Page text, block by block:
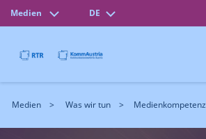
Medien DE
Medien Was wir tun Medienkompetenz